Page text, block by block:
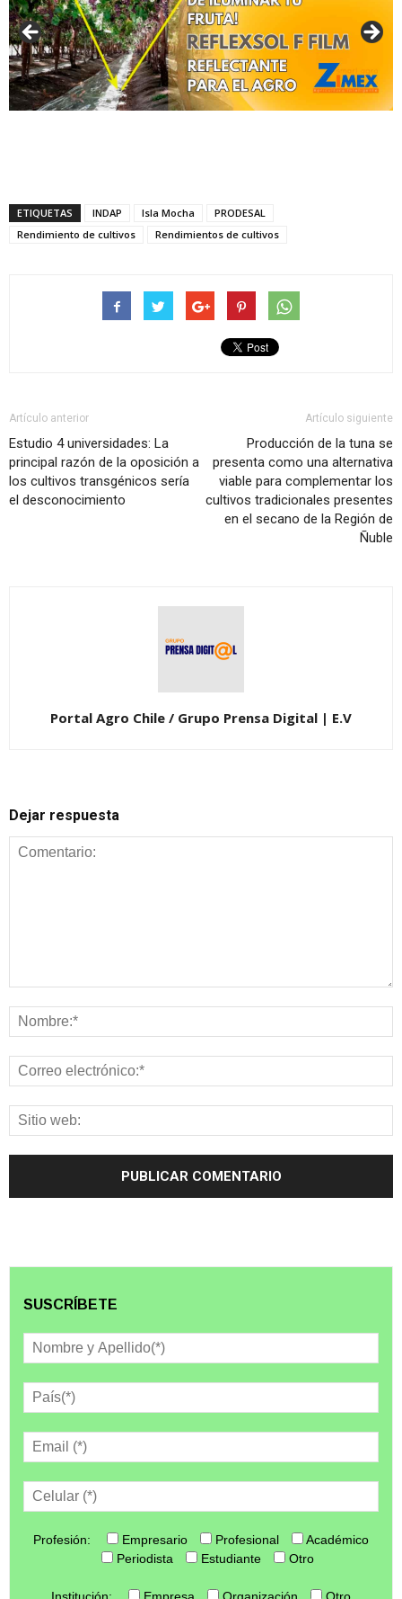
ETIQUETAS INDAP Isla Mocha
PRODESAL
Rendimiento de cultivos
Rendimientos de cultivos
Artículo anterior
Estudio 4 universidades: La
principal razón de la oposición a
los cultivos transgénicos sería
el desconocimiento
Artículo siguiente
Producción de la tuna se
presenta como una alternativa
viable para complementar los
cultivos tradicionales presentes
en el secano de la Región de
Ñuble
Portal Agro Chile / Grupo Prensa Digital | E.V
Dejar respuesta
SUSCRÍBETE
Profesión: Empresario Profesional
Académico
Periodista
Estudiante Otro
Institución: Empresa Organización Otro